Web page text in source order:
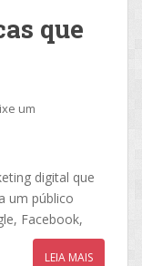
que
um
digital que
um público
Facebook,
LEIA MAIS